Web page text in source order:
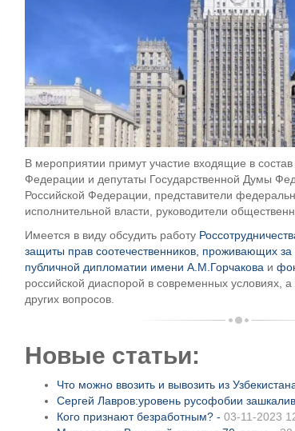
В мероприятии примут участие входящие в
Федерации и депутаты Государственной Думы
Российской Федерации, представители
исполнительной власти, руководители
Имеется в виду обсудить работу
защиты прав соотечественников, проживающих
публичной дипломатии имени А.М.Горчакова и
российской диаспорой в современных условиях, а
других вопросов.
Новые статьи:
Что можно ввозить и вывозить из
Сергей Лавров:уровень русофобии
Кого признают безработным? - 03-11-2023